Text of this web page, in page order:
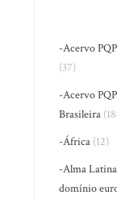
-Acervo
(37)
-Acervo
Brasileira
-África (12)
-Alma
domínio